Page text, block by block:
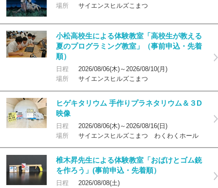
場所
サイエンスヒルズこまつ
小松高校生による体験教室「高校生が教える
夏のプログラミング教室」（事前申込・先着
順）
日程
2026/08/06(木)～2026/08/10(月)
場所
サイエンスヒルズこまつ
ヒゲキタリウム 手作りプラネタリウム＆３D
映像
日程
2026/08/06(木)～2026/08/16(日)
場所
サイエンスヒルズこまつ わくわくホール
椎木昇先生による体験教室「おばけとゴム銃
を作ろう」(事前申込・先着順）
日程
2026/08/08(土)